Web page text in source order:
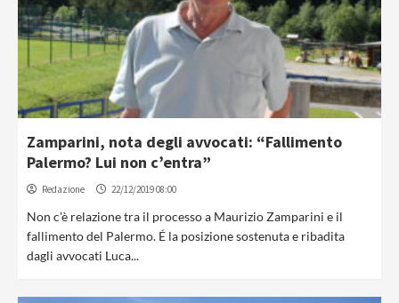
Zamparini, nota degli avvocati: “Fallimento
Palermo? Lui non c’entra”
Redazione 22/12/2019 08:00
Non c'è relazione tra il processo a Maurizio Zamparini e il
fallimento del Palermo. É la posizione sostenuta e ribadita
dagli avvocati Luca...